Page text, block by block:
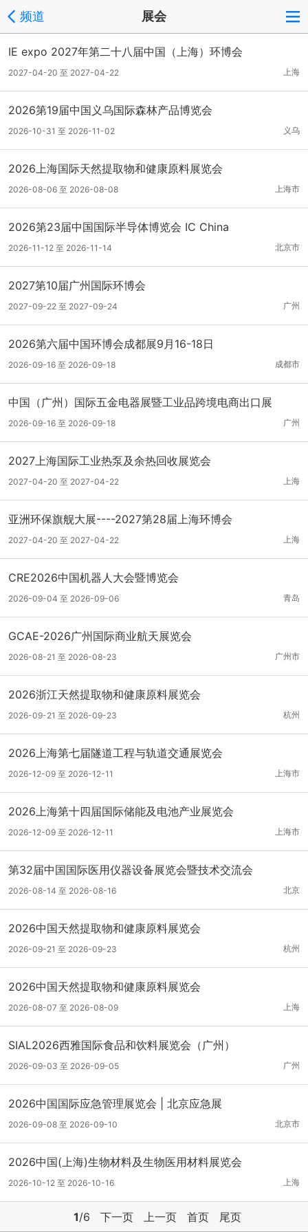
频道 展会
IE expo 2027年第二十八届中国（上海）环博会
上海
2027-04-20 至 2027-04-22
2026第19届中国义乌国际森林产品博览会
义乌
2026-10-31 至 2026-11-02
2026上海国际天然提取物和健康原料展览会
上海市
2026-08-06 至 2026-08-08
2026第23届中国国际半导体博览会 IC China
北京市
2026-11-12 至 2026-11-14
2027第10届广州国际环博会
广州
2027-09-22 至 2027-09-24
2026第六届中国环博会成都展9月16-18日
成都市
2026-09-16 至 2026-09-18
中国（广州）国际五金电器展暨工业品跨境电商出口展
广州
2026-09-16 至 2026-09-18
2027上海国际工业热泵及余热回收展览会
上海
2027-04-20 至 2027-04-22
亚洲环保旗舰大展----2027第28届上海环博会
上海
2027-04-20 至 2027-04-22
CRE2026中国机器人大会暨博览会
青岛
2026-09-04 至 2026-09-06
GCAE-2026广州国际商业航天展览会
广州市
2026-08-21 至 2026-08-23
2026浙江天然提取物和健康原料展览会
杭州
2026-09-21 至 2026-09-23
2026上海第七届隧道工程与轨道交通展览会
上海市
2026-12-09 至 2026-12-11
2026上海第十四届国际储能及电池产业展览会
上海市
2026-12-09 至 2026-12-11
第32届中国国际医用仪器设备展览会暨技术交流会
北京
2026-08-14 至 2026-08-16
2026中国天然提取物和健康原料展览会
杭州
2026-09-21 至 2026-09-23
2026中国天然提取物和健康原料展览会
上海
2026-08-07 至 2026-08-09
SIAL2026西雅国际食品和饮料展览会（广州）
广州
2026-09-03 至 2026-09-05
2026中国国际应急管理展览会 | 北京应急展
北京市
2026-09-08 至 2026-09-10
2026中国(上海)生物材料及生物医用材料展览会
上海
2026-10-12 至 2026-10-16
1/6 下一页 上一页 首页 尾页